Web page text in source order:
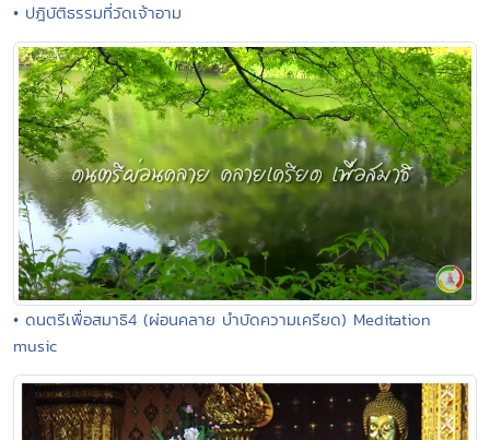
• ปฎิบัติธรรมที่วัดเจ้าอาม
• ดนตรีเพื่อสมาธิ4 (ผ่อนคลาย บำบัดความเครียด) Meditation
music